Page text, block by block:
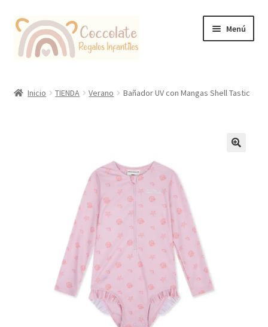
Ir
la
Ir
contenido
Menú
Inicio TIENDA Verano Bañador UV con Mangas Shell Tastic